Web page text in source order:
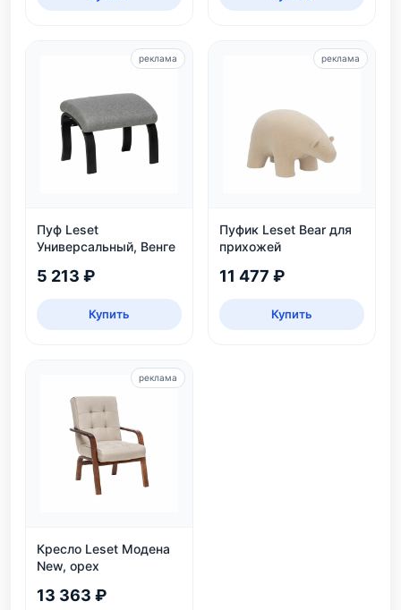
Пуф Leset
Универсальный, Венге
5 213 ₽
Купить
реклама
Пуфик Leset Bear для
прихожей
11 477 ₽
Купить
реклама
Кресло Leset Модена
New, орех
13 363 ₽
реклама